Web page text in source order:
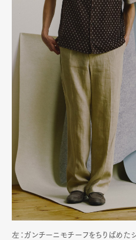
左：ガンチーニモチーフをちりばめた